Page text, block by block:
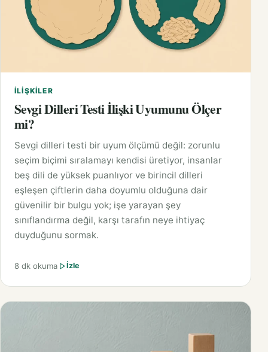
İLIŞKILER
Sevgi Dilleri Testi İlişki Uyumunu Ölçer
mi?
Sevgi dilleri testi bir uyum ölçümü değil: zorunlu
seçim biçimi sıralamayı kendisi üretiyor, insanlar
beş dili de yüksek puanlıyor ve birincil dilleri
eşleşen çiftlerin daha doyumlu olduğuna dair
güvenilir bir bulgu yok; işe yarayan şey
sınıflandırma değil, karşı tarafın neye ihtiyaç
duyduğunu sormak.
8 dk okuma İzle